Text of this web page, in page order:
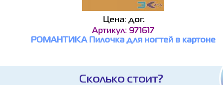
Цена: дог.
Артикул: 971617
РОМАНТИКА Пилочка для ногтей в картоне
Сколько стоит?